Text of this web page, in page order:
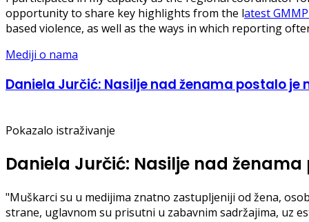
opportunity to share key highlights from the latest
based violence, as well as the ways in which reporting
Mediji o nama
Daniela Jurčić: Nasilje nad ženama postalo je
Pokazalo istraživanje
Daniela Jurčić: Nasilje nad
"Muškarci su u medijima znatno zastupljeniji od žena,
strane, uglavnom su prisutni u zabavnim sadržajima, uz